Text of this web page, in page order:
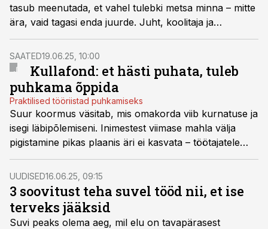
tasub meenutada, et vahel tulebki metsa minna – mitte
ära, vaid tagasi enda juurde. Juht, koolitaja ja
metsakümbluse juhendaja Kadri Mägi-Lehtsi kirjeldab,
kuidas metsakümblus aitab meeskonnal aeglustada,
taastuda ja teadlikumalt oma vaimset heaolu hoida.
SAATED19.06.25, 10:00
Kullafond: et hästi puhata, tuleb
puhkama õppida
Praktilised tööriistad puhkamiseks
Suur koormus väsitab, mis omakorda viib kurnatuse ja
isegi läbipõlemiseni. Inimestest viimase mahla välja
pigistamine pikas plaanis äri ei kasvata – töötajatele
tuleb anda kaasa oskused enda heaolu eest
hoolitseda, rääkis Vaikuseminutite juht Nelli Jung
UUDISED16.06.25, 09:15
3 soovitust teha suvel tööd nii, et ise
terveks jääksid
Suvi peaks olema aeg, mil elu on tavapärasest